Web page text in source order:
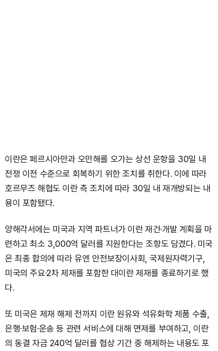
이란은 페르시아만과 오만해를 오가는 상선 운항을 30일 내
전쟁 이전 수준으로 회복하기 위한 조치를 취한다. 이에 따라
호르무즈 해협도 이란 측 조치에 따라 30일 내 재개방되는 내
용이 포함됐다.
양해각서에는 미국과 지역 파트너가 이란 재건·개발 계획을 마
련하고 최소 3,000억 달러를 지원한다는 조항도 담겼다. 미국
은 최종 합의에 따라 유엔 안전보장이사회, 국제원자력기구,
미국의 주요·2차 제재를 포함한 대이란 제재를 종료하기로 했
다.
또 미국은 제재 해제 전까지 이란 원유와 석유화학 제품 수출,
은행·보험·운송 등 관련 서비스에 대해 면제를 부여하고, 이란
의 동결 자금 240억 달러를 협상 기간 중 해제하는 내용도 포